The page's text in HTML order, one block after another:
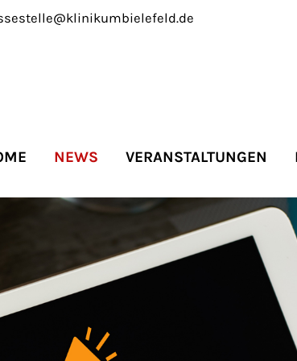
our
Have any questions?
+44 1234 567 890
Drop us a line
info@yourdomain.com
NEWS VERANSTALTUNGEN